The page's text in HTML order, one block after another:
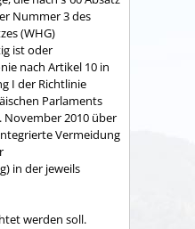
Nummer 3 des
(WHG)
ist oder
nach Artikel 10 in
I der Richtlinie
Parlaments
November 2010 über
Vermeidung
in der jeweils
werden soll.